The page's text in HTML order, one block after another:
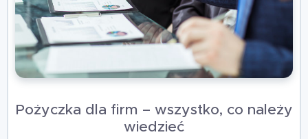
Pożyczka dla firm – wszystko, co należy
wiedzieć